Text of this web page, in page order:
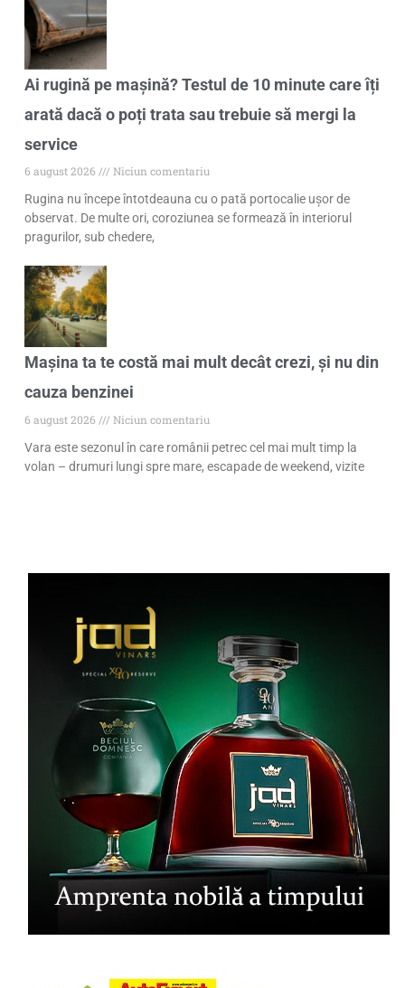
Ai rugină pe mașină? Testul de 10 minute care îți
arată dacă o poți trata sau trebuie să mergi la
service
6 august 2026
Niciun comentariu
Rugina nu începe întotdeauna cu o pată portocalie ușor de
observat. De multe ori, coroziunea se formează în interiorul
pragurilor, sub chedere,
Mașina ta te costă mai mult decât crezi, și nu din
cauza benzinei
6 august 2026
Niciun comentariu
Vara este sezonul în care românii petrec cel mai mult timp la
volan – drumuri lungi spre mare, escapade de weekend, vizite